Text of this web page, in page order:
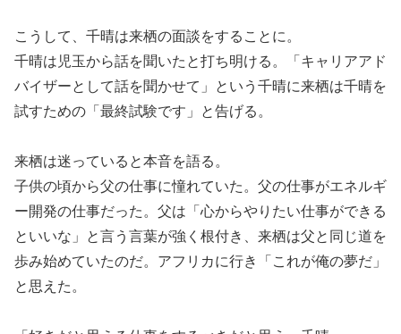
こうして、千晴は来栖の面談をすることに。
千晴は児玉から話を聞いたと打ち明ける。「キャリアアド
バイザーとして話を聞かせて」という千晴に来栖は千晴を
試すための「最終試験です」と告げる。
来栖は迷っていると本音を語る。
子供の頃から父の仕事に憧れていた。父の仕事がエネルギ
ー開発の仕事だった。父は「心からやりたい仕事ができる
といいな」と言う言葉が強く根付き、来栖は父と同じ道を
歩み始めていたのだ。アフリカに行き「これが俺の夢だ」
と思えた。